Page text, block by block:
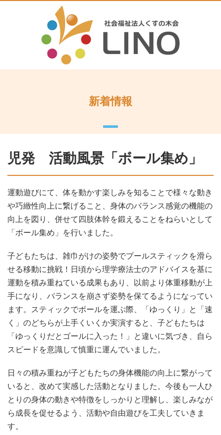
新着情報
児発 活動風景「ボール集め」
運動遊びにて、体を動かす楽しみを知ることで様々な動き
や巧緻性向上に繋げること、身体のバランス感覚の機能の
向上を図り、併せて四肢体幹を鍛えることをねらいとして
「ボール集め」を行いました。
子どもたちは、雑巾がけの姿勢でプールスティックを滑ら
せる移動に挑戦！日頃から理学療法士のアドバイスを基に
運動を積み重ねている成果もあり、以前より体重移動が上
手になり、バランスを崩さず姿勢を保てるようになってい
ます。スティックでボールを運ぶ際、「ゆっくり」と「速
く」のどちらが上手くいくか実演すると、子どもたちは
「ゆっくりだとゴールに入った！」と違いに気づき、自ら
スピードを意識して慎重に運んでいました。
日々の積み重ねが子どもたちの身体機能の向上に繋がって
いると、改めて実感した活動となりました。今後も一人ひ
とりの身体の動きや特徴をしっかりと理解し、楽しみなが
ら成長を促せるよう、活動や自由遊びを工夫していきま
す。